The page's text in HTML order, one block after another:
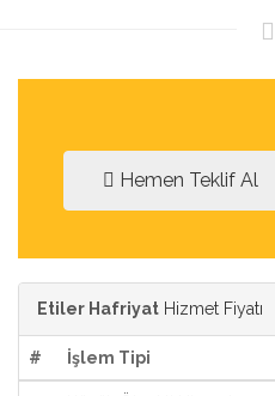
Hemen Teklif Al
Etiler Hafriyat Hizmet Fiyatı
# İşlem Tipi